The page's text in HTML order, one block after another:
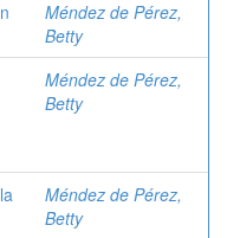
Méndez de Pérez,
Betty
Méndez de Pérez,
Betty
Méndez de Pérez,
Betty